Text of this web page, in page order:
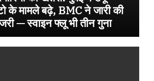
के मामले बढ़े, BMC ने जारी की
— स्वाइन फ्लू भी तीन गुना